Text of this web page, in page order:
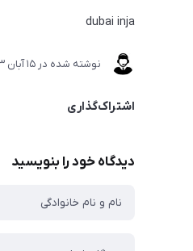
dubai inja
نوشته شده در 15 آبان 1403
اشتراک‌گذاری
دیدگاه خود را بنویسید